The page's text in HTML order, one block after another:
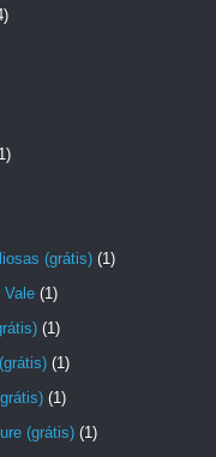
(grátis) (1)
Vale (1)
(1)
(1)
(1)
(grátis) (1)